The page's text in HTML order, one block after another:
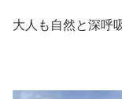
大人も自然と深呼